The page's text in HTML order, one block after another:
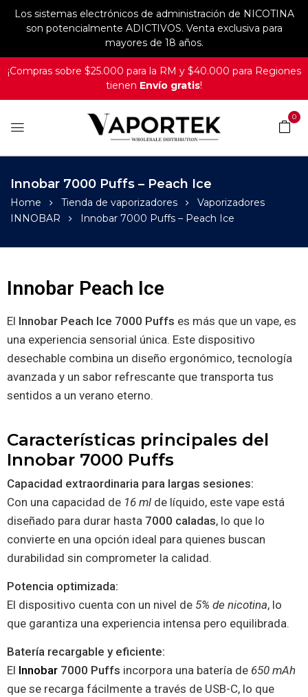
Los sistemas electrónicos de administración de NICOTINA
son potencialmente ADICTIVOS. Venta exclusiva para
mayores de 18 años.
¡Compras sobre $25.000 para la RM y $40.000 para Regiones
tienen Envío gratis!
0
Innobar 7000 Puffs – Peach Ice
Home Tienda de vaporizadores
Vaporizadores
INNOBAR
Innobar 7000 Puffs – Peach Ice
Innobar Peach Ice
El Innobar Peach Ice 7000 Puffs es más que un vape, es
una experiencia sensorial única. Este dispositivo
desechable combina un diseño ergonómico, tecnología
avanzada y un sabor refrescante que transporta tus
sentidos a un verano eterno.
Características principales del
Innobar 7000 Puffs
Capacidad extraordinaria para largas sesiones:
Con una capacidad de 16 ml de líquido, este vape está
diseñado para durar hasta 7000 caladas, lo que lo
convierte en una opción ideal para quienes buscan
durabilidad sin comprometer la calidad.
Potencia optimizada:
El dispositivo cuenta con un nivel de 5% de nicotina, lo
que garantiza una experiencia intensa pero equilibrada.
Batería recargable y eficiente:
El Innobar 7000 Puffs incorpora una batería de 650 mAh
que se recarga fácilmente a través de USB-C, lo que